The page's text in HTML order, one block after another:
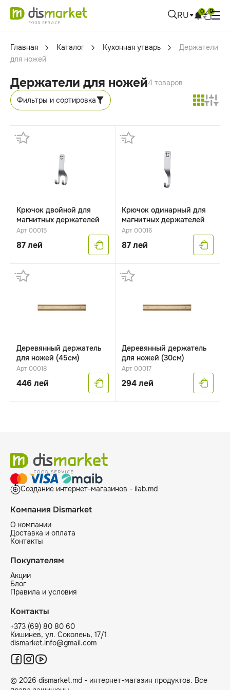
RU 0 0
Главная Каталог Кухонная утварь
Держатели
для ножей
Держатели для ножей4 товаров
Фильтры и сортировка
Крючок двойной для
магнитных держателей
Арт 00015
87лей
Крючок одинарный для
магнитных держателей
Арт 00016
87лей
Деревянный держатель
для ножей (45см)
Арт 00018
446 лей
Деревянный держатель
для ножей (30см)
Арт 00017
294лей
Создание интернет-магазинов - ilab.md
Компания Dismarket
О компании
Доставка и оплата
Контакты
Покупателям
Акции
Блог
Правила и условия
Контакты
+373 (69) 80 80 60
Кишинев, ул. Соколень, 17/1
dismarket.info@gmail.com
© 2026 dismarket.md - интернет-магазин продуктов. Все